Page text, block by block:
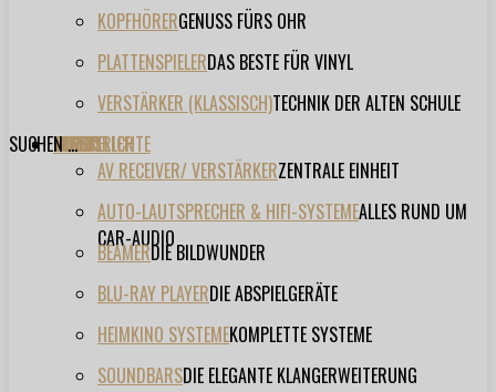
KOPFHÖRERGENUSS FÜRS OHR
PLATTENSPIELERDAS BESTE FÜR VINYL
VERSTÄRKER (KLASSISCH)TECHNIK DER ALTEN SCHULE
TESTBERICHTE
AV RECEIVER/ VERSTÄRKERZENTRALE EINHEIT
AUTO-LAUTSPRECHER & HIFI-SYSTEMEALLES RUND UM
CAR-AUDIO
BEAMERDIE BILDWUNDER
BLU-RAY PLAYERDIE ABSPIELGERÄTE
HEIMKINO SYSTEMEKOMPLETTE SYSTEME
SOUNDBARSDIE ELEGANTE KLANGERWEITERUNG
FORUM
FILME
VIDEOS
HERSTELLER
EVENT
SUCHEN ...